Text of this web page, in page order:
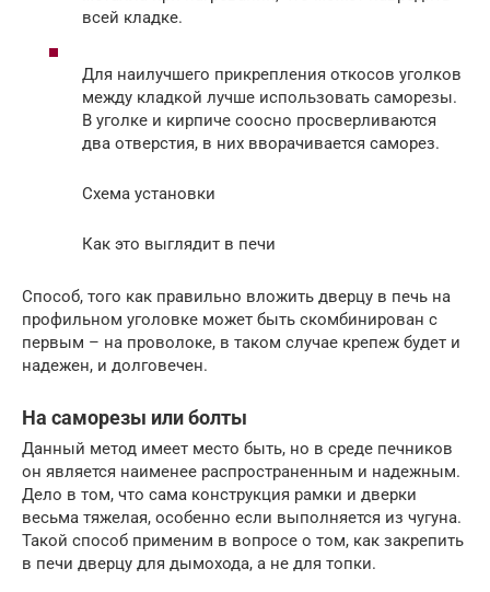
всей кладке.
Для наилучшего прикрепления откосов уголков
между кладкой лучше использовать саморезы.
В уголке и кирпиче соосно просверливаются
два отверстия, в них вворачивается саморез.
Схема установки
Как это выглядит в печи
Способ, того как правильно вложить дверцу в печь на
профильном уголовке может быть скомбинирован с
первым – на проволоке, в таком случае крепеж будет и
надежен, и долговечен.
На саморезы или болты
Данный метод имеет место быть, но в среде печников
он является наименее распространенным и надежным.
Дело в том, что сама конструкция рамки и дверки
весьма тяжелая, особенно если выполняется из чугуна.
Такой способ применим в вопросе о том, как закрепить
в печи дверцу для дымохода, а не для топки.